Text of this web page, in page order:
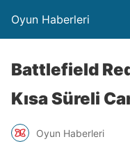
Oyun Haberleri
Battlefield
Kısa Süreli
Oyun Haberleri